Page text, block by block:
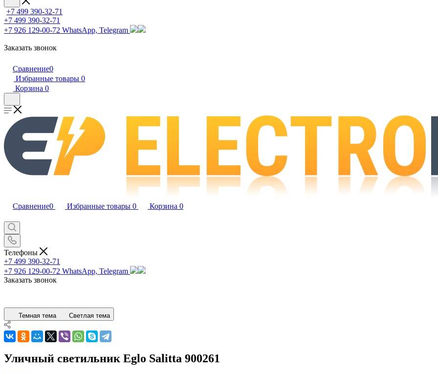
+7 499 390-32-71
+7 499 390-32-71
+7 926 129-00-72 WhatsApp, Telegram
Заказать звонок
Сравнение0
Избранные товары 0
Корзина 0
Сравнение0 Избранные товары 0 Корзина 0
Телефоны
+7 499 390-32-71
+7 926 129-00-72 WhatsApp, Telegram
Заказать звонок
Темная тема Светлая тема
Уличный светильник Eglo Salitta 900261